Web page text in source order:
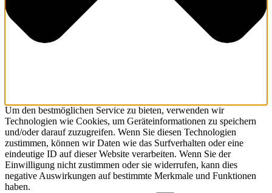
Um den bestmöglichen Service zu bieten, verwenden wir
Technologien wie Cookies, um Geräteinformationen zu speichern
und/oder darauf zuzugreifen. Wenn Sie diesen Technologien
zustimmen, können wir Daten wie das Surfverhalten oder eine
eindeutige ID auf dieser Website verarbeiten. Wenn Sie der
Einwilligung nicht zustimmen oder sie widerrufen, kann dies
negative Auswirkungen auf bestimmte Merkmale und Funktionen
haben.